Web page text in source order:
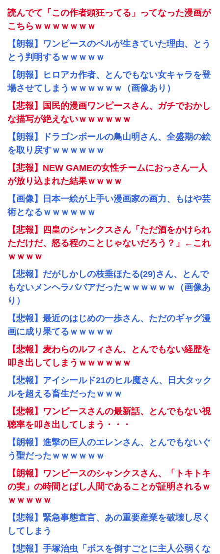
読んでて「この作者頭狂ってる」ってなった漫画が
こちらｗｗｗｗｗｗｗ
【朗報】ワンピースのペルが生きていた理由、とう
とう判明するｗｗｗｗｗ
【朗報】ヒロアカ作者、とんでもない女キャラを登
場させてしまうｗｗｗｗｗｗ（画像あり）
【悲報】国民的漫画ワンピースさん、ガチでおかし
な描写が絶えないｗｗｗｗｗｗ
【朗報】ドラゴンボールの鳥山明さん、全盛期の絵
を取り戻すｗｗｗｗｗｗ
【悲報】NEW GAMEの女性チームにおっさん一人
が放り込まれた結果ｗｗｗｗ
【画像】日本一絵が上手い漫画家の画力、もはや芸
術となるｗｗｗｗｗｗ
【悲報】四皇のシャンクスさん「ただ酒をかけられ
ただけだ、怒る程のことじゃないだろう？」←これ
ｗｗｗｗ
【悲報】だがしかしの枝垂ほたる(29)さん、とんで
もないメンヘラババアだったｗｗｗｗｗｗ（画像あ
り）
【悲報】最近のはじめの一歩さん、ただのギャグ漫
画に成り果てるｗｗｗｗｗ
【悲報】麦わらのルフィさん、とんでもない経歴を
叩き出してしまうｗｗｗｗｗｗ
【悲報】アイシールド21のヒル魔さん、日大タック
ルを超える畜生だったｗｗｗ
【悲報】ワンピースさんの最新話、とんでもない視
聴率を叩き出してしまう・・・
【朗報】進撃の巨人のエレンさん、とんでもないぐ
う聖だったｗｗｗｗｗｗ
【朗報】ワンピースのシャンクスさん、「トキトキ
の実」の時間とばし人間であることが証明されるｗ
ｗｗｗｗｗ
【悲報】緊急事態宣言、あの重要産業を破壊し尽く
してしまう
【悲報】手塚治虫「ボスを倒すごとに主人公弱くな